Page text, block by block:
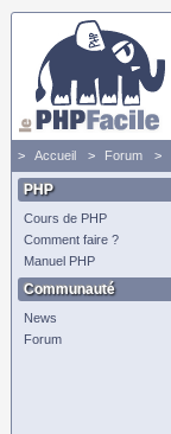
Accueil Forum
PHP
Cours de PHP
Comment faire ?
Manuel PHP
Communauté
News
Forum